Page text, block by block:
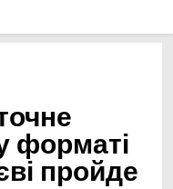
форматі
пройде